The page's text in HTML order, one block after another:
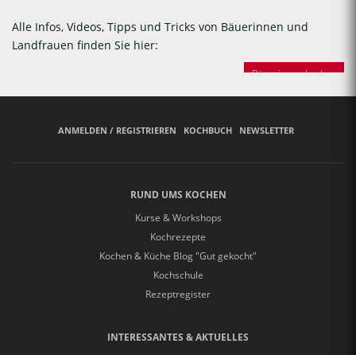
Alle Infos, Videos, Tipps und Tricks von Bäuerinnen und
Landfrauen finden Sie hier:
Bäuerinnen backen
ANMELDEN / REGISTRIEREN KOCHBUCH NEWSLETTER
RUND UMS KOCHEN
Kurse & Workshops
Kochrezepte
Kochen & Küche Blog "Gut gekocht"
Kochschule
Rezeptregister
INTERESSANTES & AKTUELLES